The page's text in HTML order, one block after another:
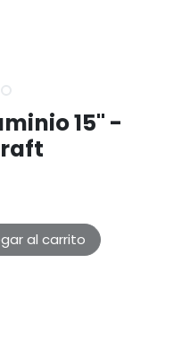
15" -
al carrito